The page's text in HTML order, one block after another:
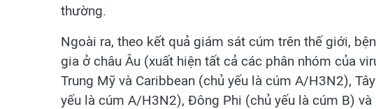
thường.
Ngoài ra, theo kết quả giám sát cúm trên thế giới,
gia ở châu Âu (xuất hiện tất cả các phân nhóm của
Trung Mỹ và Caribbean (chủ yếu là cúm A/H3N2),
yếu là cúm A/H3N2), Đông Phi (chủ yếu là cúm B)